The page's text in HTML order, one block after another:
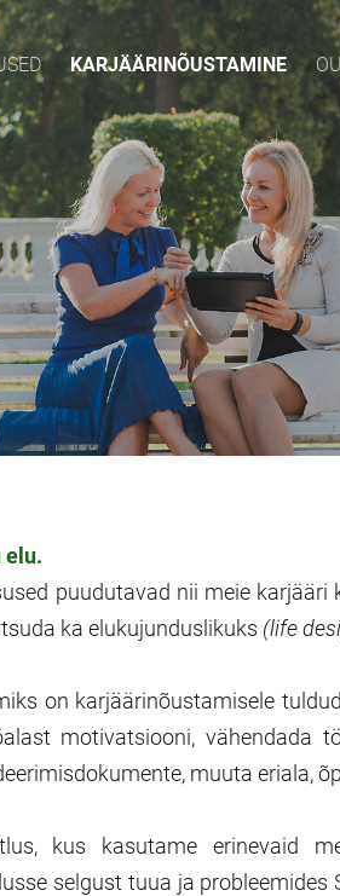
KARJÄÄRINÕUSTAMINE
elu.
puudutavad nii meie karjääri
ka elukujunduslikuks (life
on karjäärinõustamisele
motivatsiooni, vähendada
muuta eriala,
kus kasutame erinevaid
selgust tuua ja